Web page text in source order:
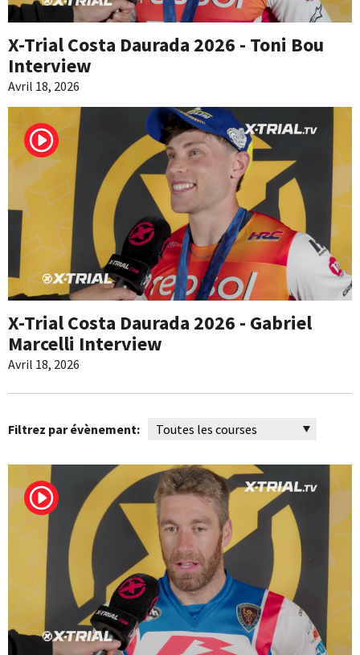
X-Trial Costa Daurada 2026 - Toni Bou
Interview
Avril 18, 2026
X-Trial Costa Daurada 2026 - Gabriel
Marcelli Interview
Avril 18, 2026
Filtrez par évènement: